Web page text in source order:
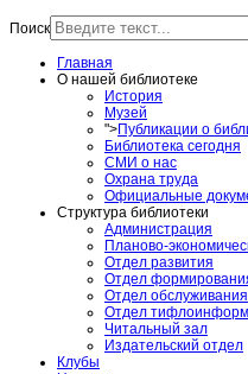
Поиск
Главная
О нашей библиотеке
История
Музей
">Публикации о
Библиотека сегодня
СМИ о нас
Охрана труда
Официальные
Структура библиотеки
Администрация
Планово-
Отдел развития
Отдел
Отдел обслуживания
Отдел
Читальный зал
Издательский отдел
Клубы